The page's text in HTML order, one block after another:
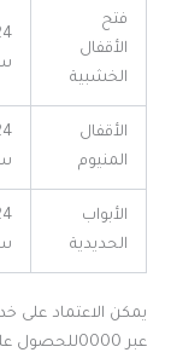
فتح
الأقفال
الخشبية
الأقفال
المنيوم
الأبواب
الحديدية
يمكن الاعتماد على
عبر 0000للحصول على خدمات متميزة بأفضل الأسعار.